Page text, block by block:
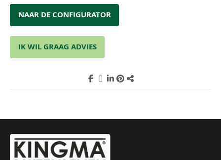
NAAR DE CONFIGURATOR
IK WIL GRAAG ADVIES